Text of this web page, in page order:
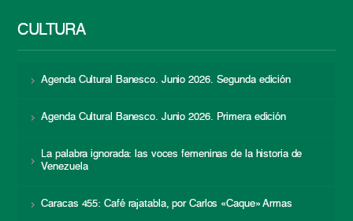
CULTURA
Agenda Cultural Banesco. Junio 2026. Segunda edición
Agenda Cultural Banesco. Junio 2026. Primera edición
La palabra ignorada: las voces femeninas de la historia de
Venezuela
Caracas 455: Café rajatabla, por Carlos «Caque» Armas